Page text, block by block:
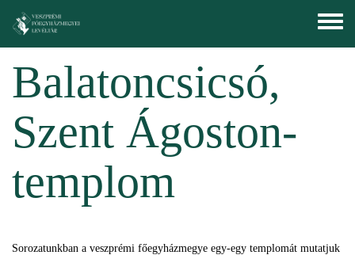
Toggle
menu
Balatoncsicsó,
Szent Ágoston-
templom
Sorozatunkban a veszprémi főegyházmegye egy-egy templomát mutatjuk